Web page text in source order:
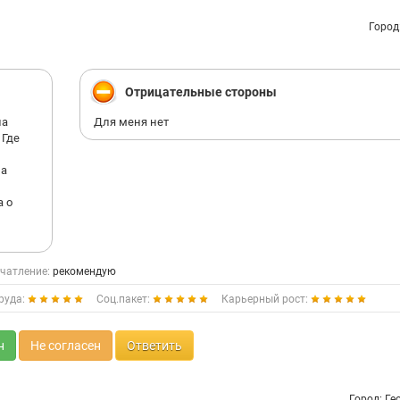
о
Отрицательные стороны
Для меня нет
рекомендую
Соц.пакет: Карьерный рост:
Не согласен Ответить